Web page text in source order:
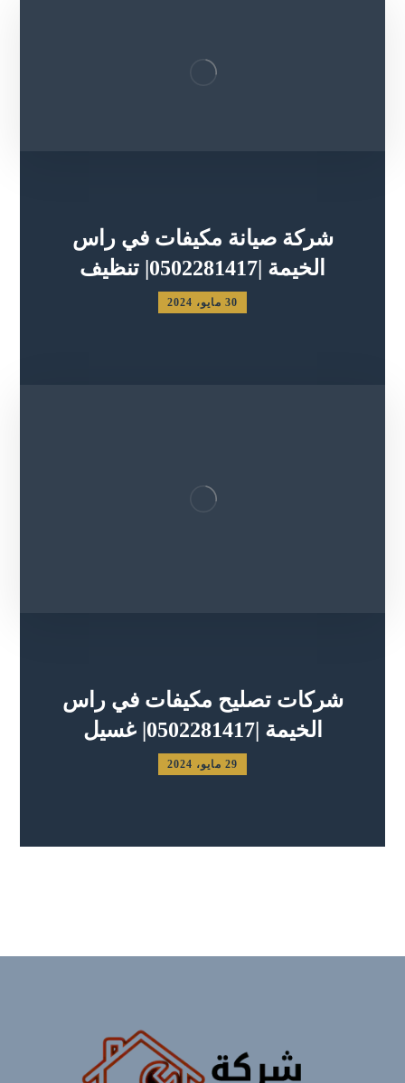
شركة صيانة مكيفات في راس
الخيمة |0502281417| تنظيف
30 مايو، 2024
شركات تصليح مكيفات في راس
الخيمة |0502281417| غسيل
29 مايو، 2024